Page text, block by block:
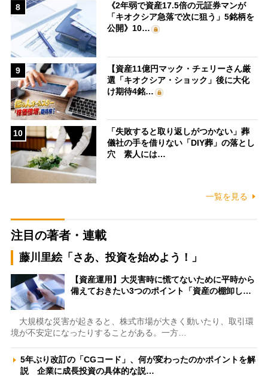
8
《2年弱で資産17.5倍の元証券マンが
「キオクシア急落で次に狙う」5銘柄を
公開》10…
9
【資産11億円マック・チェリーさん厳
選「キオクシア・ショック」後に大化
け期待4銘…
10
「失敗すると取り返しがつかない」葬
儀社の手を借りない「DIY葬」の落とし
穴 素人には…
一覧を見る
注目の著者・連載
藤川里絵「さあ、投資を始めよう！」
【資産運用】大災害時に慌てないために平時から
備えておきたい3つのポイント「資産の棚卸し…
大規模な災害が起きると、株式市場が大きく動いたり、取引環
境が不安定になったりすることがある。一方…
5年ぶり改訂の「CGコード」、何が変わったのかポイントを解
説 企業に成長投資の具体的な説…